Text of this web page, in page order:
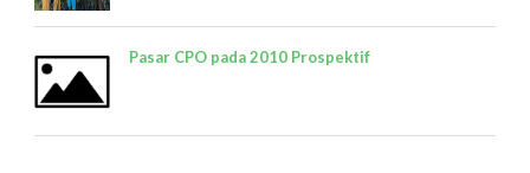
Pasar CPO pada 2010 Prospektif